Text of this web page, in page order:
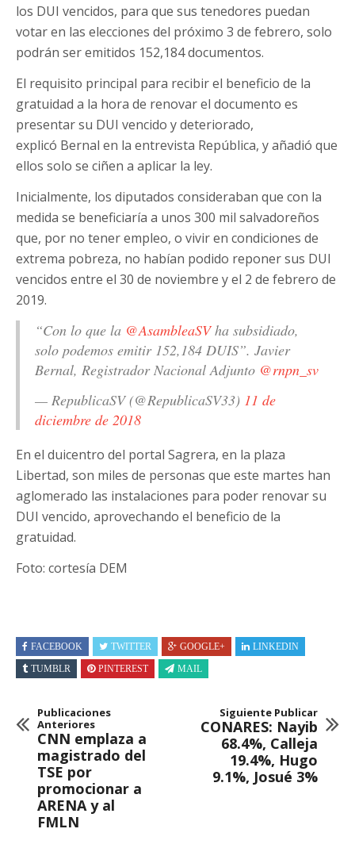
los DUI vencidos, para que sus tenedores puedan
votar en las elecciones del próximo 3 de febrero, solo
podrán ser emitidos 152,184 documentos.
El requisito principal para recibir el beneficio de la
gratuidad a la hora de renovar el documento es
presentar su DUI vencido y deteriorado,
explicó Bernal en la entrevista República, y añadió que
ellos solo se ciñen a aplicar la ley.
Inicialmente, los diputados consideraban que con la
medida se beneficiaría a unos 300 mil salvadoreños
que, por no tener empleo, o vivir en condiciones de
extrema pobreza, no habían podido reponer sus DUI
vencidos entre el 30 de noviembre y el 2 de febrero de
2019.
“Con lo que la @AsambleaSVha subsidiado,
solo podemos emitir 152,184 DUIS”. Javier
Bernal, Registrador Nacional Adjunto @rnpn_sv
— RepublicaSV (@RepublicaSV33) 11 de
diciembre de 2018
En el duicentro del portal Sagrera, en la plaza
Libertad, son miles de personas que este martes han
aglomerado las instalaciones para poder renovar su
DUI vencido, aprovechando el beneficio de la
gratuidad.
Foto: cortesía DEM
FACEBOOK TWITTER GOOGLE+
LINKEDIN
TUMBLR
PINTEREST MAIL
Publicaciones
Anteriores
CNN emplaza a
magistrado del
TSE por
promocionar a
ARENA y al
FMLN
Siguiente Publicar
CONARES: Nayib
68.4%, Calleja
19.4%, Hugo
9.1%, Josué 3%